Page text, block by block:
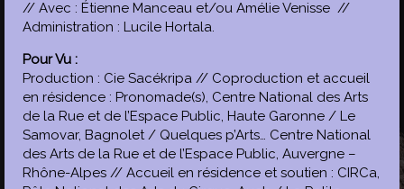
// Avec : Étienne Manceau et/ou Amélie Venisse //
Administration : Lucile Hortala.
Pour Vu :
Production : Cie Sacékripa // Coproduction et accueil
en résidence : Pronomade(s), Centre National des Arts
de la Rue et de l’Espace Public, Haute Garonne / Le
Samovar, Bagnolet / Quelques p’Arts… Centre National
des Arts de la Rue et de l’Espace Public, Auvergne –
Rhône-Alpes // Accueil en résidence et soutien : CIRCa,